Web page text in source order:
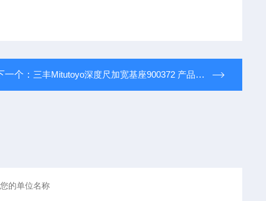
一个： 三丰Mitutoyo深度尺加宽基座900372 产品介绍